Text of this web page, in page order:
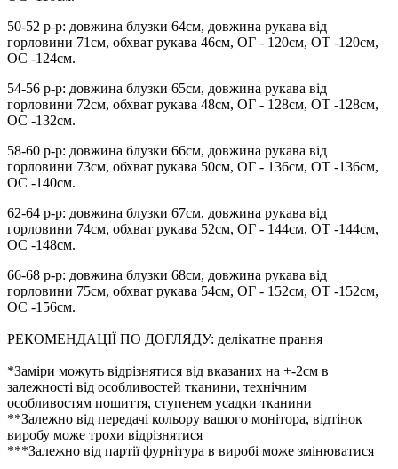
50-52 р-р: довжина блузки 64см, довжина рукава від
горловини 71см, обхват рукава 46см, ОГ - 120см, ОТ -120см,
OC -124см.
54-56 р-р: довжина блузки 65см, довжина рукава від
горловини 72см, обхват рукава 48см, ОГ - 128см, ОТ -128см,
OC -132см.
58-60 р-р: довжина блузки 66см, довжина рукава від
горловини 73см, обхват рукава 50см, ОГ - 136см, ОТ -136см,
OC -140см.
62-64 р-р: довжина блузки 67см, довжина рукава від
горловини 74см, обхват рукава 52см, ОГ - 144см, ОТ -144см,
OC -148см.
66-68 р-р: довжина блузки 68см, довжина рукава від
горловини 75см, обхват рукава 54см, ОГ - 152см, ОТ -152см,
OC -156см.
РЕКОМЕНДАЦІЇ ПО ДОГЛЯДУ: делікатне прання
*Заміри можуть відрізнятися від вказаних на +-2см в
залежності від особливостей тканини, технічним
особливостям пошиття, ступенем усадки тканини
**Залежно від передачі кольору вашого монітора, відтінок
виробу може трохи відрізнятися
***Залежно від партії фурнітура в виробі може змінюватися